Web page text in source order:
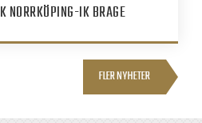
NORRKÖPING-IK BRAGE
FLER NYHETER